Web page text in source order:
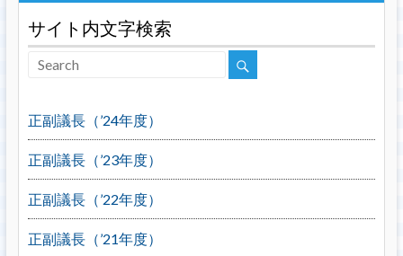
サイト内文字検索
正副議長（’24年度）
正副議長（’23年度）
正副議長（’22年度）
正副議長（’21年度）